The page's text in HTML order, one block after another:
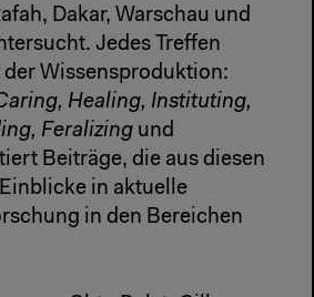
Dakar, Warschau und
Jedes Treffen
Wissensproduktion:
Healing, Instituting,
Feralizing und
Beiträge, die aus diesen
in aktuelle
in den Bereichen